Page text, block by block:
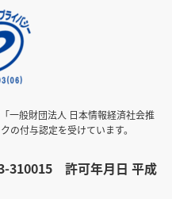
一般財団法人 日本情報経済社会推
の付与認定を受けています。
310015 許可年月日 平成